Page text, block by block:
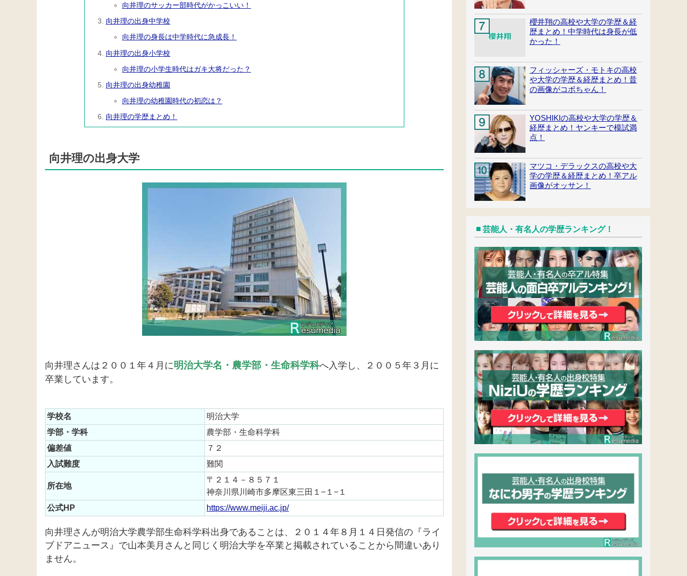
向井理のサッカー部時代がかっこいい！
向井理の出身中学校
向井理の身長は中学時代に急成長！
向井理の出身小学校
向井理の小学生時代はガキ大将だった？
向井理の出身幼稚園
向井理の幼稚園時代の初恋は？
向井理の学歴まとめ！
向井理の出身大学
向井理さんは２００１年４月に明治大学名・農学部・生命科学科へ入学し、２００５年３月に
卒業しています。
学校名
明治大学
学部・学科
農学部・生命科学科
偏差値
７２
入試難度
難関
所在地
〒２１４－８５７１
神奈川県川崎市多摩区東三田１−１−１
公式HP
https://www.meiji.ac.jp/
向井理さんが明治大学農学部生命科学科出身であることは、２０１４年８月１４日発信の『ライ
ブドアニュース』で山本美月さんと同じく明治大学を卒業と掲載されていることから間違いあり
ません。
櫻井翔の高校や大学の学歴＆経
歴まとめ！中学時代は身長が低
かった！
フィッシャーズ・モトキの高校
や大学の学歴＆経歴まとめ！昔
の画像がコボちゃん！
YOSHIKIの高校や大学の学歴＆
経歴まとめ！ヤンキーで模試満
点！
マツコ・デラックスの高校や大
学の学歴＆経歴まとめ！卒アル
画像がオッサン！
芸能人・有名人の学歴ランキング！